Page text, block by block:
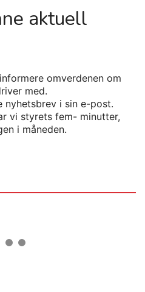
aktuell
omverdenen om
med.
nyhetsbrev i sin e-post.
vi styrets fem- minutter,
i måneden.